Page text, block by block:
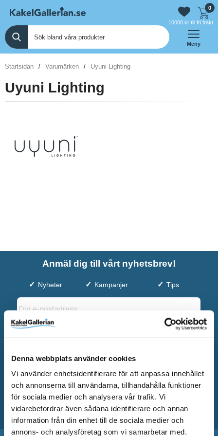
Denna webbplats använder cookies
Vi använder enhetsidentifierare för att anpassa innehållet
och annonserna till användarna, tillhandahålla funktioner
för sociala medier och analysera vår trafik. Vi
vidarebefordrar även sådana identifierare och annan
information från din enhet till de sociala medier och
annons- och analysföretag som vi samarbetar med.
0
10000 kr till fri frakt
Meny
Startsidan Varumärken Uyuni Lighting
Uyuni Lighting
Anmäl dig till vårt nyhetsbrev!
Nyheter Kampanjer Tips
Genom att fylla i min mailadress godkänner jag att Kakelgallerian
får skicka nyhetsbrev till mig och att Kakelgallerian får behandla
mina personuppgifter för att kunna skicka
marknadsföringsmaterial som anpassats till mig enligt
Kakelgallerians integritetspolicy som hittas här
-
personuppgiftspolicy